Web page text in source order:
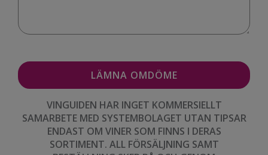
VINGUIDEN HAR INGET KOMMERSIELLT
SAMARBETE MED SYSTEMBOLAGET UTAN TIPSAR
ENDAST OM VINER SOM FINNS I DERAS
SORTIMENT. ALL FÖRSÄLJNING SAMT